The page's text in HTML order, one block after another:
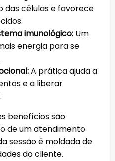
das células e favorece
imunológico: Um
energia para se
A prática ajuda a
e a liberar
benefícios são
de um atendimento
sessão é moldada de
do cliente.